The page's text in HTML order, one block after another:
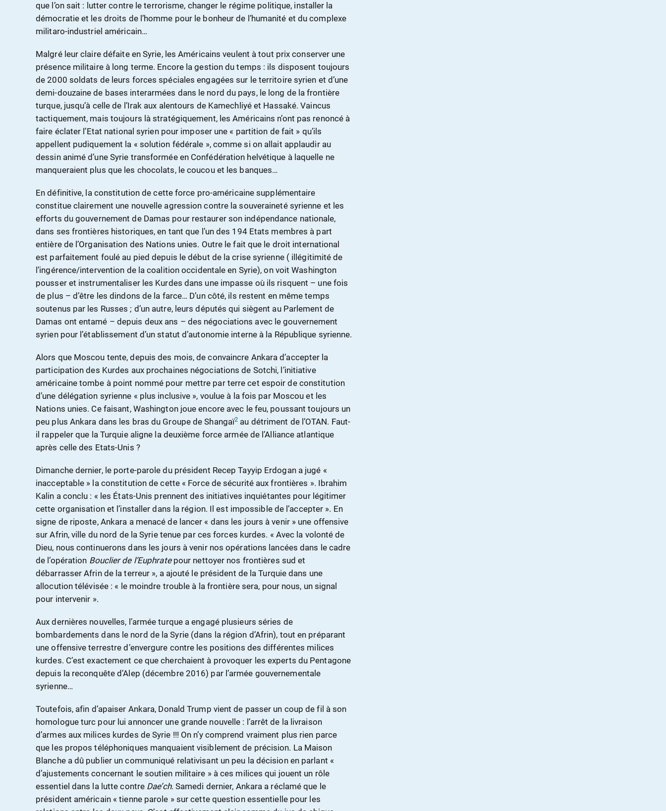
que l’on sait : lutter contre le terrorisme, changer le régime politique, installer la
démocratie et les droits de l’homme pour le bonheur de l’humanité et du complexe
militaro-industriel américain…
Malgré leur claire défaite en Syrie, les Américains veulent à tout prix conserver une
présence militaire à long terme. Encore la gestion du temps : ils disposent toujours
de 2000 soldats de leurs forces spéciales engagées sur le territoire syrien et d’une
demi-douzaine de bases interarmées dans le nord du pays, le long de la frontière
turque, jusqu’à celle de l’Irak aux alentours de Kamechliyé et Hassaké. Vaincus
tactiquement, mais toujours là stratégiquement, les Américains n’ont pas renoncé à
faire éclater l’Etat national syrien pour imposer une « partition de fait » qu’ils
appellent pudiquement la « solution fédérale », comme si on allait applaudir au
dessin animé d’une Syrie transformée en Confédération helvétique à laquelle ne
manqueraient plus que les chocolats, le coucou et les banques…
En définitive, la constitution de cette force pro-américaine supplémentaire
constitue clairement une nouvelle agression contre la souveraineté syrienne et les
efforts du gouvernement de Damas pour restaurer son indépendance nationale,
dans ses frontières historiques, en tant que l’un des 194 Etats membres à part
entière de l’Organisation des Nations unies. Outre le fait que le droit international
est parfaitement foulé au pied depuis le début de la crise syrienne ( illégitimité de
l’ingérence/intervention de la coalition occidentale en Syrie), on voit Washington
pousser et instrumentaliser les Kurdes dans une impasse où ils risquent – une fois
de plus – d’être les dindons de la farce… D’un côté, ils restent en même temps
soutenus par les Russes ; d’un autre, leurs députés qui siègent au Parlement de
Damas ont entamé – depuis deux ans – des négociations avec le gouvernement
syrien pour l’établissement d’un statut d’autonomie interne à la République syrienne.
Alors que Moscou tente, depuis des mois, de convaincre Ankara d’accepter la
participation des Kurdes aux prochaines négociations de Sotchi, l’initiative
américaine tombe à point nommé pour mettre par terre cet espoir de constitution
d’une délégation syrienne « plus inclusive », voulue à la fois par Moscou et les
Nations unies. Ce faisant, Washington joue encore avec le feu, poussant toujours un
peu plus Ankara dans les bras du Groupe de Shangaï2 au détriment de l’OTAN. Faut-
il rappeler que la Turquie aligne la deuxième force armée de l’Alliance atlantique
après celle des Etats-Unis ?
Dimanche dernier, le porte-parole du président Recep Tayyip Erdogan a jugé «
inacceptable » la constitution de cette « Force de sécurité aux frontières ». Ibrahim
Kalin a conclu : « les États-Unis prennent des initiatives inquiétantes pour légitimer
cette organisation et l’installer dans la région. Il est impossible de l’accepter ». En
signe de riposte, Ankara a menacé de lancer « dans les jours à venir » une offensive
sur Afrin, ville du nord de la Syrie tenue par ces forces kurdes. « Avec la volonté de
Dieu, nous continuerons dans les jours à venir nos opérations lancées dans le cadre
de l’opération Bouclier de l’Euphratepour nettoyer nos frontières sud et
débarrasser Afrin de la terreur », a ajouté le président de la Turquie dans une
allocution télévisée : « le moindre trouble à la frontière sera, pour nous, un signal
pour intervenir ».
Aux dernières nouvelles, l’armée turque a engagé plusieurs séries de
bombardements dans le nord de la Syrie (dans la région d’Afrin), tout en préparant
une offensive terrestre d’envergure contre les positions des différentes milices
kurdes. C’est exactement ce que cherchaient à provoquer les experts du Pentagone
depuis la reconquête d’Alep (décembre 2016) par l’armée gouvernementale
syrienne…
Toutefois, afin d’apaiser Ankara, Donald Trump vient de passer un coup de fil à son
homologue turc pour lui annoncer une grande nouvelle : l’arrêt de la livraison
d’armes aux milices kurdes de Syrie !!! On n’y comprend vraiment plus rien parce
que les propos téléphoniques manquaient visiblement de précision. La Maison
Blanche a dû publier un communiqué relativisant un peu la décision en parlant «
d’ajustements concernant le soutien militaire » à ces milices qui jouent un rôle
essentiel dans la lutte contre Dae’ch. Samedi dernier, Ankara a réclamé que le
président américain « tienne parole » sur cette question essentielle pour les